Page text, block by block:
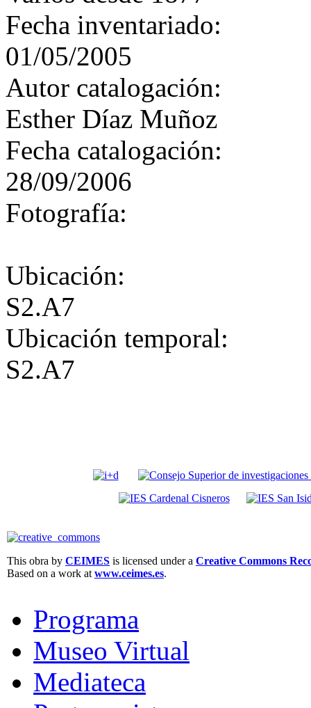
Fecha inventariado:
01/05/2005
Autor catalogación:
Esther Díaz Muñoz
Fecha catalogación:
28/09/2006
Fotografía:
Ubicación:
S2.A7
Ubicación temporal:
S2.A7
This obra by CEIMES is licensed under a Creative Commons
Based on a work at www.ceimes.es.
Programa
Museo Virtual
Mediateca